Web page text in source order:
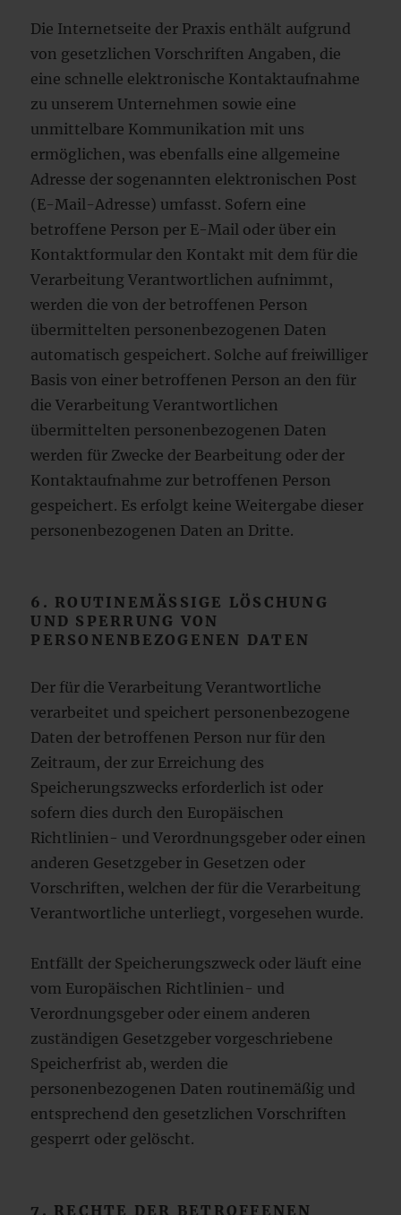
Die Internetseite der Praxis enthält aufgrund
von gesetzlichen Vorschriften Angaben, die
eine schnelle elektronische Kontaktaufnahme
zu unserem Unternehmen sowie eine
unmittelbare Kommunikation mit uns
ermöglichen, was ebenfalls eine allgemeine
Adresse der sogenannten elektronischen Post
(E-Mail-Adresse) umfasst. Sofern eine
betroffene Person per E-Mail oder über ein
Kontaktformular den Kontakt mit dem für die
Verarbeitung Verantwortlichen aufnimmt,
werden die von der betroffenen Person
übermittelten personenbezogenen Daten
automatisch gespeichert. Solche auf freiwilliger
Basis von einer betroffenen Person an den für
die Verarbeitung Verantwortlichen
übermittelten personenbezogenen Daten
werden für Zwecke der Bearbeitung oder der
Kontaktaufnahme zur betroffenen Person
gespeichert. Es erfolgt keine Weitergabe dieser
personenbezogenen Daten an Dritte.
6. ROUTINEMÄSSIGE LÖSCHUNG U
ND SPERRUNG VON P
ERSONENBEZOGENEN DATEN
Der für die Verarbeitung Verantwortliche
verarbeitet und speichert personenbezogene
Daten der betroffenen Person nur für den
Zeitraum, der zur Erreichung des
Speicherungszwecks erforderlich ist oder
sofern dies durch den Europäischen
Richtlinien- und Verordnungsgeber oder einen
anderen Gesetzgeber in Gesetzen oder
Vorschriften, welchen der für die Verarbeitung
Verantwortliche unterliegt, vorgesehen wurde.
Entfällt der Speicherungszweck oder läuft eine
vom Europäischen Richtlinien- und
Verordnungsgeber oder einem anderen
zuständigen Gesetzgeber vorgeschriebene
Speicherfrist ab, werden die
personenbezogenen Daten routinemäßig und
entsprechend den gesetzlichen Vorschriften
gesperrt oder gelöscht.
7. RECHTE DER BETROFFENEN